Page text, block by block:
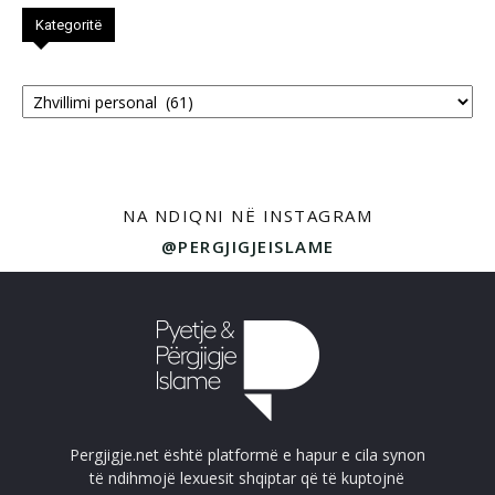
Kategoritë
Kategoritë
NA NDIQNI NË INSTAGRAM
@PERGJIGJEISLAME
Pergjigje.net është platformë e hapur e cila synon
të ndihmojë lexuesit shqiptar që të kuptojnë